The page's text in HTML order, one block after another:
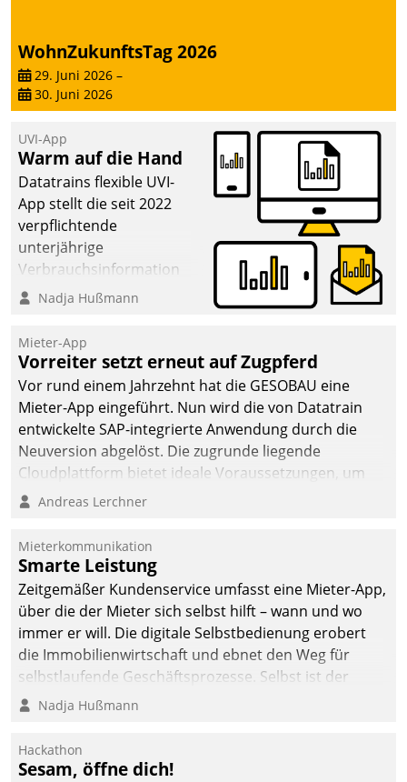
WohnZukunftsTag 2026
29. Juni 2026 –
30. Juni 2026
UVI-App
Warm auf die Hand
Datatrains flexible UVI-
App stellt die seit 2022
verpflichtende
unterjährige
Verbrauchsinformation
schnell, zuverlässig und
Die monatlichen
Mitteilungen zum
Heizungs- und
Wasserverbrauch gehen
automatisiert, vollständig
und auf Wunsch über
mehrere zuvor
Kommunikationswege bei
Nadja Hußmann
Mieter-App
Vorreiter setzt erneut auf Zugpferd
Vor rund einem Jahrzehnt hat die GESOBAU eine
Mieter-App eingeführt. Nun wird die von Datatrain
entwickelte SAP-integrierte Anwendung durch die
Neuversion abgelöst. Die zugrunde liegende
Cloudplattform bietet ideale Voraussetzungen, um
die Funktionalität der App zu erweitern und weitere
integrieren.
Andreas Lerchner
Mieterkommunikation
Smarte Leistung
Zeitgemäßer Kundenservice umfasst eine Mieter-App,
über die der Mieter sich selbst hilft – wann und wo
immer er will. Die digitale Selbstbedienung erobert
die Immobilienwirtschaft und ebnet den Weg für
selbstlaufende Geschäftsprozesse. Selbst ist der
Kunde und smart der Serviceanbieter.
Nadja Hußmann
Hackathon
Sesam, öffne dich!